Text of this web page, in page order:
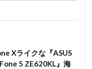
Xライクな『ASUS
5 ZE620KL』海